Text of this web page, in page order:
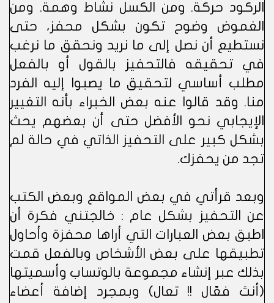
الركود حركة. ومن الكسل نشاط وهمة. ومن
الغموض وضوح تكون بشكل محفز، حتى
نستطيع أن نصل إلى ما نريد ونحقق ما نرغب
في تحقيقه فالتحفيز بالقول أو بالفعل
مطلب أساسي لتحقيق ما يصبوا إليه الفرد
منا. وقد قالوا عنه بعض الخبراء بأنه التغيير
الإيجابي نحو الأفضل حتى أن بعضهم يحث
بشكل كبير على التحفيز الذاتي في حالة لم
تجد من يحفزك.
وبعد قرأتي في بعض المواقع وبعض الكتب
عن التحفيز بشكل عام : خالجتني فكرة أن
اطبق بعض العبارات التي أراها محفزة وأحاول
تطبيقها على بعض الأشخاص وبالفعل قمت
بذلك عبر إنشاء مجموعة بالوتساب وأسميتها
(أنتَ فعّال !! تعال) وبمجرد إضافة أعضاء